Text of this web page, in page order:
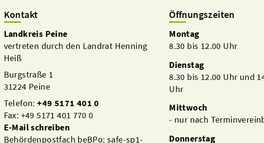
Kontakt
Landkreis Peine
vertreten durch den Landrat Henning
Heiß
Burgstraße 1
31224 Peine
Telefon:+49 5171 401 0
Fax: +49 5171 401 770 0
E-Mail schreiben
Behördenpostfach beBPo: safe-sp1-
Öffnungszeiten
Montag
8.30 bis 12.00 Uhr
Dienstag
8.30 bis 12.00 Uhr und
Uhr
Mittwoch
- nur nach
Donnerstag